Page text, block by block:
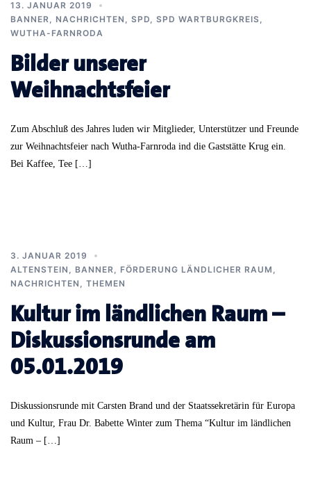
13. JANUAR 2019
BANNER
NACHRICHTEN SPD SPD WARTBURGKREIS
WUTHA-FARNRODA
Bilder unserer
Weihnachtsfeier
Zum Abschluß des Jahres luden wir Mitglieder, Unterstützer und Freunde
zur Weihnachtsfeier nach Wutha-Farnroda ind die Gaststätte Krug ein.
Bei Kaffee, Tee […]
3. JANUAR 2019
ALTENSTEIN
BANNER FÖRDERUNG LÄNDLICHER RAUM
NACHRICHTEN
THEMEN
Kultur im ländlichen Raum –
Diskussionsrunde am
05.01.2019
Diskussionsrunde mit Carsten Brand und der Staatssekretärin für Europa
und Kultur, Frau Dr. Babette Winter zum Thema “Kultur im ländlichen
Raum – […]